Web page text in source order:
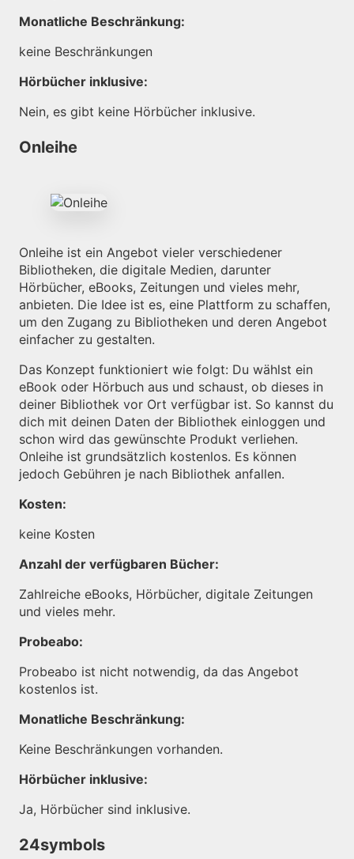
Monatliche Beschränkung:
keine Beschränkungen
Hörbücher inklusive:
Nein, es gibt keine Hörbücher inklusive.
Onleihe
Onleihe ist ein Angebot vieler verschiedener
Bibliotheken, die digitale Medien, darunter
Hörbücher, eBooks, Zeitungen und vieles mehr,
anbieten. Die Idee ist es, eine Plattform zu schaffen,
um den Zugang zu Bibliotheken und deren Angebot
einfacher zu gestalten.
Das Konzept funktioniert wie folgt: Du wählst ein
eBook oder Hörbuch aus und schaust, ob dieses in
deiner Bibliothek vor Ort verfügbar ist. So kannst du
dich mit deinen Daten der Bibliothek einloggen und
schon wird das gewünschte Produkt verliehen.
Onleihe ist grundsätzlich kostenlos. Es können
jedoch Gebühren je nach Bibliothek anfallen.
Kosten:
keine Kosten
Anzahl der verfügbaren Bücher:
Zahlreiche eBooks, Hörbücher, digitale Zeitungen
und vieles mehr.
Probeabo:
Probeabo ist nicht notwendig, da das Angebot
kostenlos ist.
Monatliche Beschränkung:
Keine Beschränkungen vorhanden.
Hörbücher inklusive:
Ja, Hörbücher sind inklusive.
24symbols